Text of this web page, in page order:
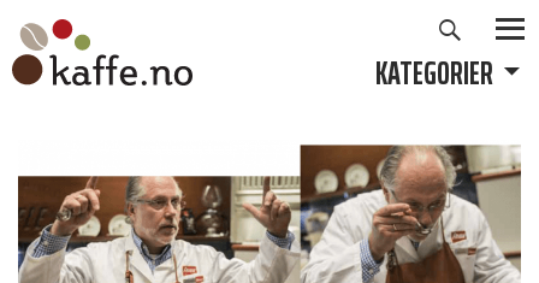
Hopp
innhold
KATEGORIER